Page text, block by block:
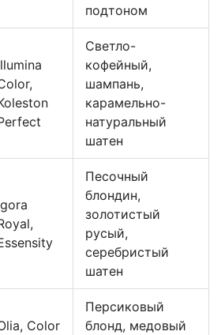
подтоном
Светло-
кофейный,
шампань,
карамельно-
натуральный
шатен
Песочный
блондин,
золотистый
русый,
серебристый
шатен
Color
Персиковый
блонд, медовый